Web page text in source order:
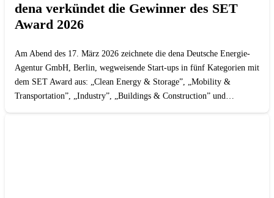
dena verkündet die Gewinner des SET
Award 2026
Am Abend des 17. März 2026 zeichnete die dena Deutsche Energie-
Agentur GmbH, Berlin, wegweisende Start-ups in fünf Kategorien mit
dem SET Award aus: „Clean Energy & Storage”, „Mobility &
Transportation”, „Industry”, „Buildings & Construction” und…